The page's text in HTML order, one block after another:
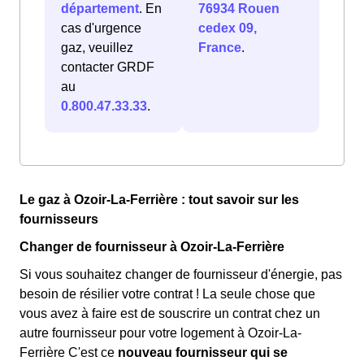
département. En
cas d'urgence
gaz, veuillez
contacter GRDF
au
0.800.47.33.33.
76934 Rouen
cedex 09,
France.
Le gaz à Ozoir-La-Ferrière : tout savoir sur les
fournisseurs
Changer de fournisseur à Ozoir-La-Ferrière
Si vous souhaitez changer de fournisseur d'énergie, pas
besoin de résilier votre contrat ! La seule chose que
vous avez à faire est de souscrire un contrat chez un
autre fournisseur pour votre logement à Ozoir-La-
Ferrière C'est ce nouveau fournisseur qui se